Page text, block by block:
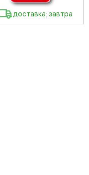
доставка: завтра